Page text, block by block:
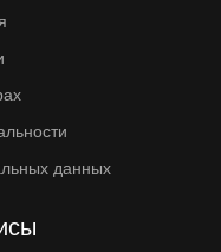
данных